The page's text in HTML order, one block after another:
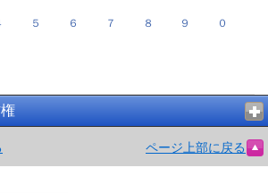
５ ６ ７ ８ ９ ０
ページ上部に戻る